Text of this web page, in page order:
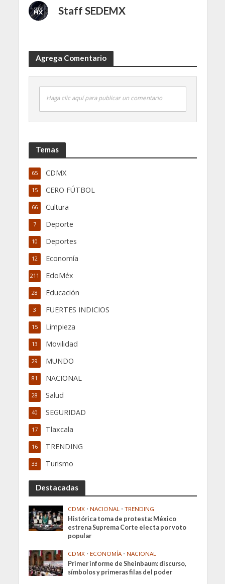
Staff SEDEMX
Agrega Comentario
Haga clic aquí para publicar un comentario
Temas
CDMX
65
CERO FÚTBOL
15
Cultura
66
Deporte
7
Deportes
10
Economía
12
EdoMéx
211
Educación
28
FUERTES INDICIOS
3
Limpieza
15
Movilidad
13
MUNDO
29
NACIONAL
81
Salud
28
SEGURIDAD
40
Tlaxcala
17
TRENDING
16
Turismo
33
Destacadas
CDMX • NACIONAL • TRENDING
Histórica toma de protesta: México
estrena Suprema Corte electa por voto
popular
CDMX • ECONOMÍA • NACIONAL
Primer informe de Sheinbaum: discurso,
símbolos y primeras filas del poder